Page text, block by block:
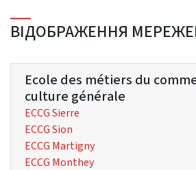
ВІДОБРАЖЕННЯ
Ecole des métiers du
culture générale
ECCG Sierre
ECCG Sion
ECCG Martigny
ECCG Monthey